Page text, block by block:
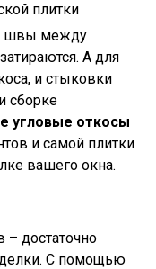
плитки
швы между
А для
и стыковки
сборке
угловые откосы
и самой плитки
вашего окна.
– достаточно
С помощью